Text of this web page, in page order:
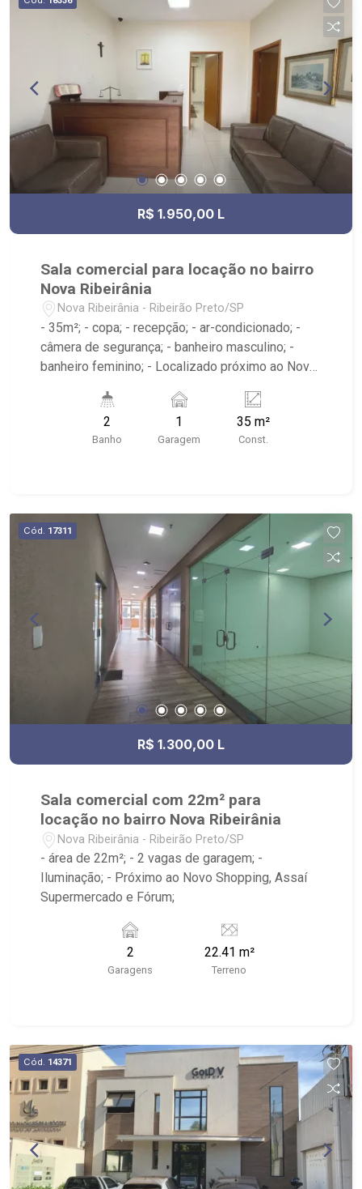
R$ 1.950,00 L
Sala comercial para locação no bairro
Nova Ribeirânia
Nova Ribeirânia - Ribeirão Preto/SP
- 35m²; - copa; - recepção; - ar-condicionado; -
câmera de segurança; - banheiro masculino; -
banheiro feminino; - Localizado próximo ao Novo
2
Banho
1
Garagem
35 m²
Const.
Cód. 17311
R$ 1.300,00 L
Sala comercial com 22m² para
locação no bairro Nova Ribeirânia
Nova Ribeirânia - Ribeirão Preto/SP
- área de 22m²; - 2 vagas de garagem; -
Iluminação; - Próximo ao Novo Shopping, Assaí
Supermercado e Fórum;
2
Garagens
22.41 m²
Terreno
Cód. 14371